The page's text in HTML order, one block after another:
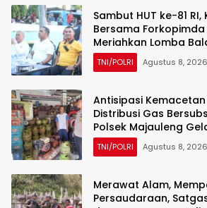
Sambut HUT ke-81
Bersama
Meriahkan Lomba
TNI/POLRI Agustus 8, 2026
Antisipasi
Distribusi Gas
Polsek Majauleng
TNI/POLRI Agustus 8, 2026
Merawat Alam,
Persaudaraan,